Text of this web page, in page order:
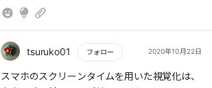
tsuruko01 フォロー 2020年10月22日
もっと読む
スマホのスクリーンタイムを用いた視覚化は、